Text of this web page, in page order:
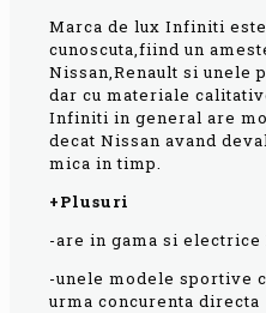
Marca de lux Infiniti
cunoscuta,fiind un
Nissan,Renault si unele
dar cu materiale
Infiniti in general are
decat Nissan avand
mica in timp.
+Plusuri
-are in gama si electrice
-unele modele sportive
urma concurenta directa